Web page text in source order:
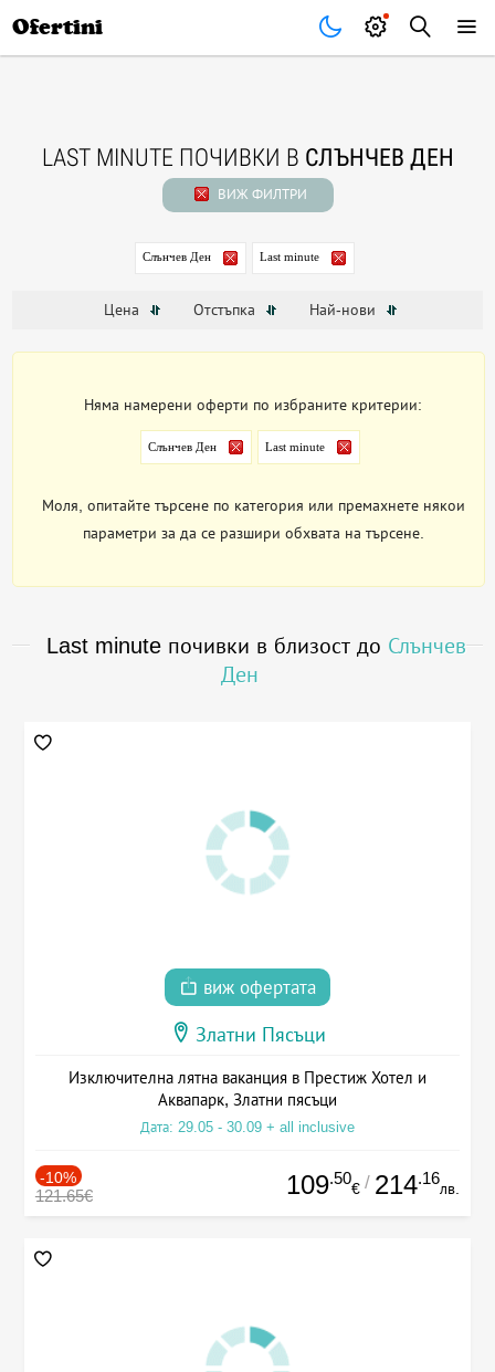
Ofertini
LAST MINUTE ПОЧИВКИ В СЛЪНЧЕВ ДЕН
ВИЖ ФИЛТРИ
Слънчев Ден Last minute
Цена Отстъпка Най-нови
Няма намерени оферти по избраните критерии:
Слънчев Ден Last minute
Моля, опитайте търсене по категория или премахнете някои
параметри за да се разшири обхвата на търсене.
Last minute почивки в близост до Слънчев
Ден
виж офертата
Златни Пясъци
Изключителна лятна ваканция в Престиж Хотел и
Аквапарк, Златни пясъци
Дата: 29.05 - 30.09 + all inclusive
-10%
121.65€ 109.50
€ / 214.16
лв.